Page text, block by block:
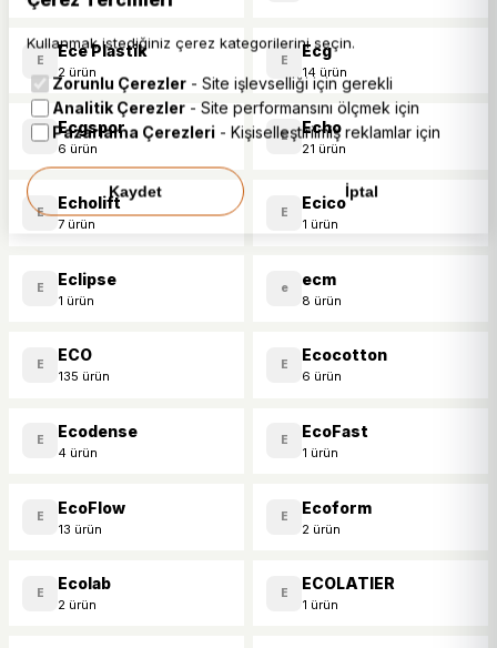
E Ece Plastik
2 ürün
E Ecg
14 ürün
Ecgspor
6 ürün
E Echo
21 ürün
E Echolift
7 ürün
E Ecico
1 ürün
E Eclipse
1 ürün
e ecm
8 ürün
E ECO
135 ürün
E Ecocotton
6 ürün
E Ecodense
4 ürün
E EcoFast
1 ürün
E EcoFlow
13 ürün
E Ecoform
2 ürün
E Ecolab
2 ürün
E ECOLATIER
1 ürün
Kullanmak istediğiniz çerez kategorilerini seçin.
Zorunlu Çerezler - Site işlevselliği için gerekli
Analitik Çerezler - Site performansını ölçmek için
Pazarlama Çerezleri - Kişiselleştirilmiş reklamlar için
Kaydet İptal